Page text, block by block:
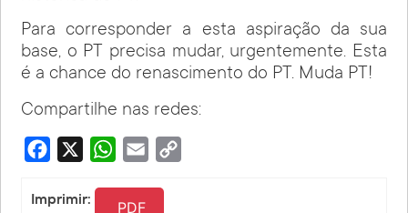
Para corresponder a esta aspiração da sua
base, o PT precisa mudar, urgentemente. Esta
é a chance do renascimento do PT. Muda PT!
Compartilhe nas redes:
Facebook WhatsApp
Email
Imprimir: PDF